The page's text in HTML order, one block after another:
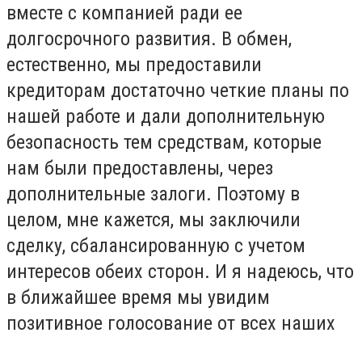
вместе с компанией ради ее
долгосрочного развития. В обмен,
естественно, мы предоставили
кредиторам достаточно четкие планы по
нашей работе и дали дополнительную
безопасность тем средствам, которые
нам были предоставлены, через
дополнительные залоги. Поэтому в
целом, мне кажется, мы заключили
сделку, сбалансированную с учетом
интересов обеих сторон. И я надеюсь, что
в ближайшее время мы увидим
позитивное голосование от всех наших